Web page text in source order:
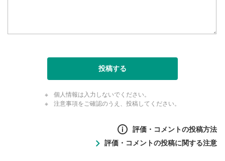
投稿する
個人情報は入力しないでください。
注意事項をご確認のうえ、投稿してください。
評価・コメントの投稿方法
評価・コメントの投稿に関する注意